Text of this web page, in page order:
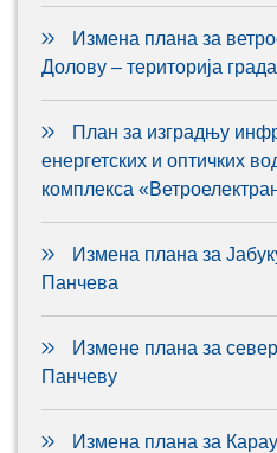
Измена плана за
Долову – територија
План за изградњу
енергетских и оптичких
комплекса
Измена плана за
Панчева
Измене плана за
Панчеву
Измена плана за